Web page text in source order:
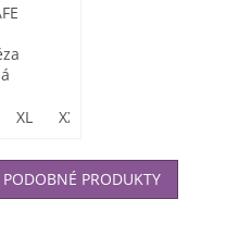
s
XL XXL
PRODUKTY